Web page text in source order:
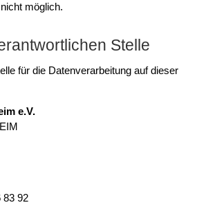
möglich.
Stelle
für die Datenverarbeitung auf dieser
e.V.
83 92